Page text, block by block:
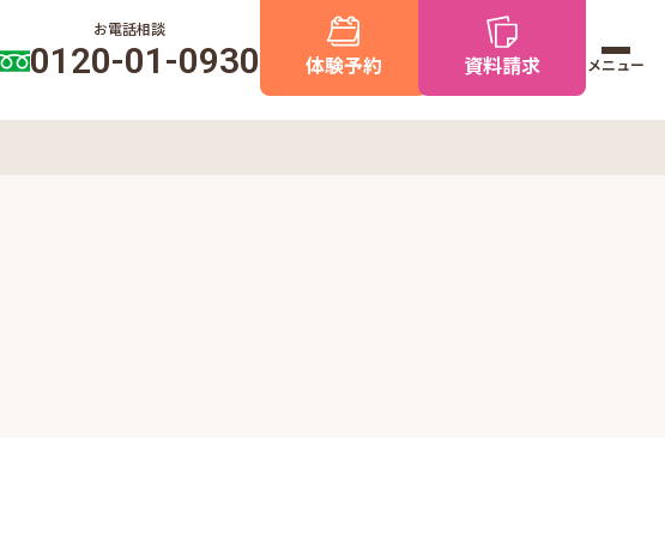
お電話相談
0120-01-0930 体験予約 資料請求 メニュー